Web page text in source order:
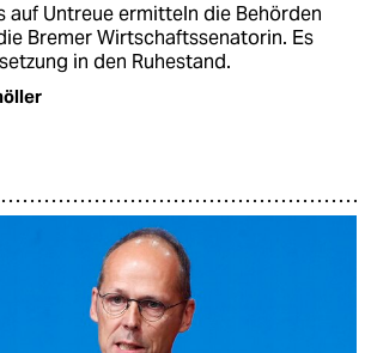
auf Untreue ermitteln die Behörden
Bremer Wirtschaftssenatorin. Es
in den Ruhestand.